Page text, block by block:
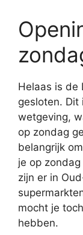
Helaas is de
gesloten. Dit
wetgeving,
op zondag
belangrijk
je op
zijn er in
mocht je
hebben.